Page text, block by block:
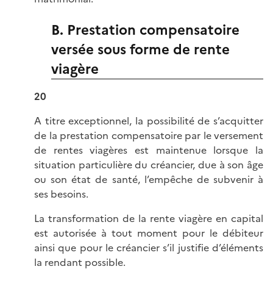
B. Prestation compensatoire
versée sous forme de rente
viagère
20
A titre exceptionnel, la possibilité de s’acquitter
de la prestation compensatoire par le versement
de rentes viagères est maintenue lorsque la
situation particulière du créancier, due à son âge
ou son état de santé, l’empêche de subvenir à
ses besoins.
La transformation de la rente viagère en capital
est autorisée à tout moment pour le débiteur
ainsi que pour le créancier s’il justifie d’éléments
la rendant possible.